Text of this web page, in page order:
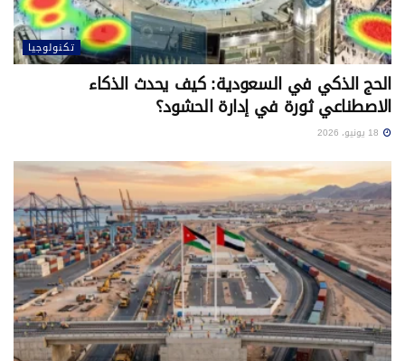
تكنولوجيا
الحج الذكي في السعودية: كيف يحدث الذكاء
الاصطناعي ثورة في إدارة الحشود؟